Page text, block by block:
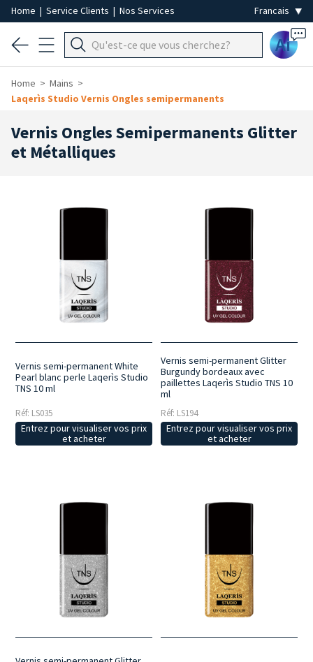
Home | Service Clients | Nos Services
Ai
Home
Mains
Laqerìs Studio Vernis Ongles semipermanents
Vernis Ongles Semipermanents Glitter
et Métalliques
Vernis semi-permanent White
Pearl blanc perle Laqerìs Studio
TNS 10 ml
Réf: LS035
Entrez pour visualiser vos prix
et acheter
Vernis semi-permanent Glitter
Burgundy bordeaux avec
paillettes Laqerìs Studio TNS 10
ml
Réf: LS194
Entrez pour visualiser vos prix
et acheter